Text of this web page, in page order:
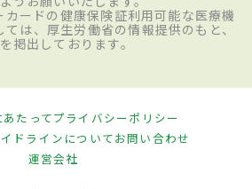
ードの健康保険証利用可能な医療機
は、厚生労働省の情報提供のもと、
掲出しております。
たってプライバシーポリシー
ドラインについてお問い合わせ
運営会社